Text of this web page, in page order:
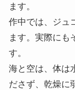
ます。
作中では、ジュ
ます。実際にも
す。
海と空は、体は
ださず、乾燥に